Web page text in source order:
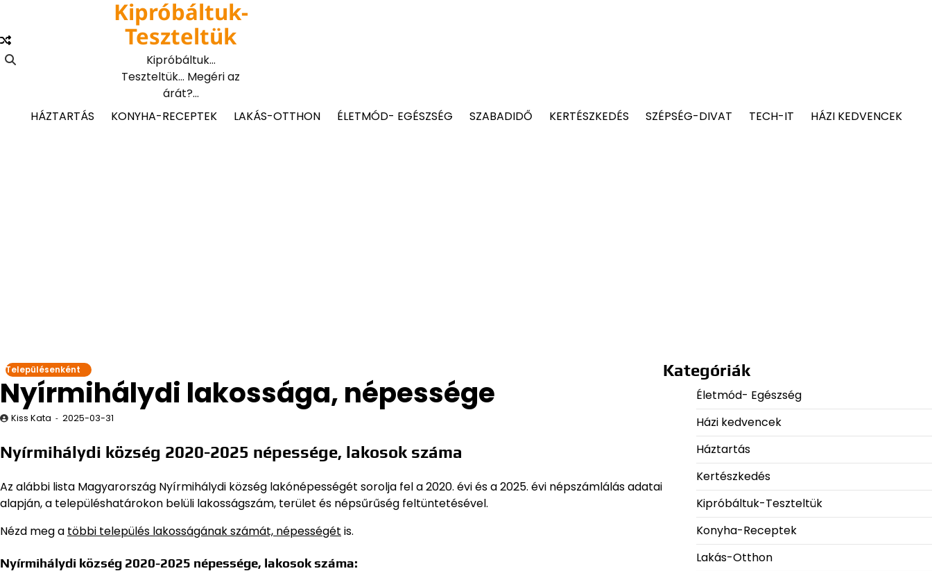
content
Kipróbáltuk-
Teszteltük
Kipróbáltuk…
Teszteltük… Megéri az
árát?…
HÁZTARTÁS
KONYHA-RECEPTEK LAKÁS-OTTHON ÉLETMÓD- EGÉSZSÉG SZABADIDŐ KERTÉSZKEDÉS SZÉPSÉG-DIVAT TECH-IT HÁZI KEDVENCEK
Településenként
Nyírmihálydi lakossága, népessége
Kiss Kata 2025-03-31
Nyírmihálydi község 2020-2025 népessége, lakosok száma
Az alábbi lista Magyarország Nyírmihálydi község lakónépességét sorolja fel a 2020. évi és a 2025. évi népszámlálás adatai
alapján,a településhatárokon belüli lakosságszám, terület és népsűrűség feltüntetésével.
Nézd meg a többi település lakosságának számát, népességét is.
Nyírmihálydi község 2020-2025 népessége, lakosok száma:
Kategóriák
Életmód- Egészség
Házi kedvencek
Háztartás
Kertészkedés
Kipróbáltuk-Teszteltük
Konyha-Receptek
Lakás-Otthon